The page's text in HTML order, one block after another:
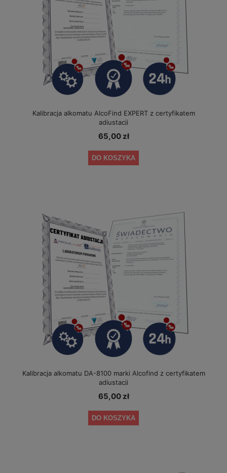
Kalibracja alkomatu AlcoFind EXPERT z certyfikatem
adiustacji
65,00 zł
DO KOSZYKA
Kalibracja alkomatu DA-8100 marki Alcofind z certyfikatem
adiustacji
65,00 zł
DO KOSZYKA